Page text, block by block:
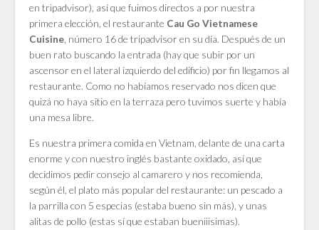
en tripadvisor), así que fuimos directos a por nuestra
primera elección, el restaurante Cau Go Vietnamese
Cuisine , número 16 de tripadvisor en su día. Después de un
buen rato buscando la entrada (hay que subir por un
ascensor en el lateral izquierdo del edificio) por fin llegamos al
restaurante. Como no habíamos reservado nos dicen que
quizá no haya sitio en la terraza pero tuvimos suerte y había
una mesa libre.
Es nuestra primera comida en Vietnam, delante de una carta
enorme y con nuestro inglés bastante oxidado, así que
decidimos pedir consejo al camarero y nos recomienda,
según él, el plato más popular del restaurante: un pescado a
la parrilla con 5 especias (estaba bueno sin más), y unas
alitas de pollo (estas sí que estaban bueniiisimas).